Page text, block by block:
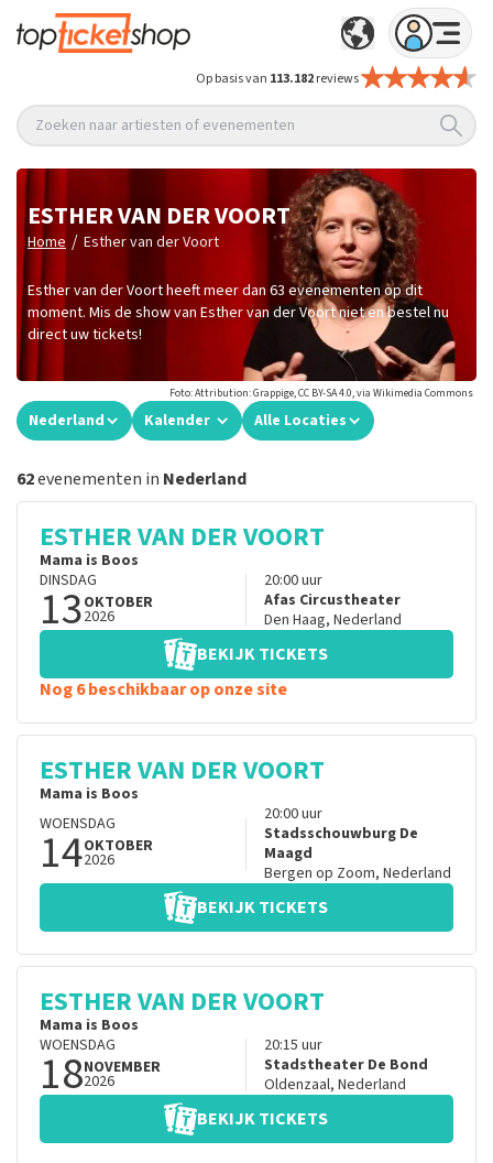
Op basis van 113.182reviews
Zoeken naar artiesten of evenementen
ESTHER VAN DER VOORT
Home / Esther van der Voort
Esther van der Voort heeft meer dan 63 evenementen op dit
moment. Mis de show van Esther van der Voort niet en bestel nu
direct uw tickets!
Foto: Attribution: Grappige, CC BY-SA 4.0, via Wikimedia Commons
Nederland Kalender Alle Locaties
62evenementen in Nederland
ESTHER VAN DER VOORT
Mama is Boos
DINSDAG
13OKTOBER
2026
20:00uur
Afas Circustheater
Den Haag, Nederland
BEKIJK TICKETS
Nog 6 beschikbaar op onze site
ESTHER VAN DER VOORT
Mama is Boos
WOENSDAG
14OKTOBER
2026
20:00uur
Stadsschouwburg De
Maagd
Bergen op Zoom, Nederland
BEKIJK TICKETS
ESTHER VAN DER VOORT
Mama is Boos
WOENSDAG
18NOVEMBER
2026
20:15 uur
Stadstheater De Bond
Oldenzaal, Nederland
BEKIJK TICKETS